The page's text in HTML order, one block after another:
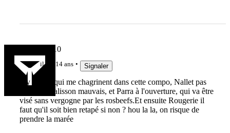
CMOI12110
il y a 14 ans Signaler
Il y en a 3 qui me chagrinent dans cette compo, Nallet pas
très bon, Palisson mauvais, et Parra à l'ouverture, qui va être
visé sans vergogne par les rosbeefs.Et ensuite Rougerie il
faut qu'il soit bien retapé si non ? hou la la, on risque de
prendre la marée